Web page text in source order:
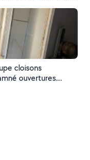
cloisons
ouvertures